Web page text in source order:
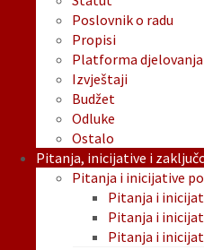
Poslovnik o radu
Propisi
Platforma djelovanja
Izvještaji
Budžet
Odluke
Ostalo
Pitanja, inicijative i
Pitanja i inicijative
Pitanja i
Pitanja i
Pitanja i